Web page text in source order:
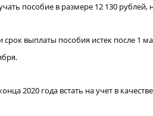
пособие в размере 12 130 рублей,
срок выплаты пособия истек после 1
2020 года встать на учет в